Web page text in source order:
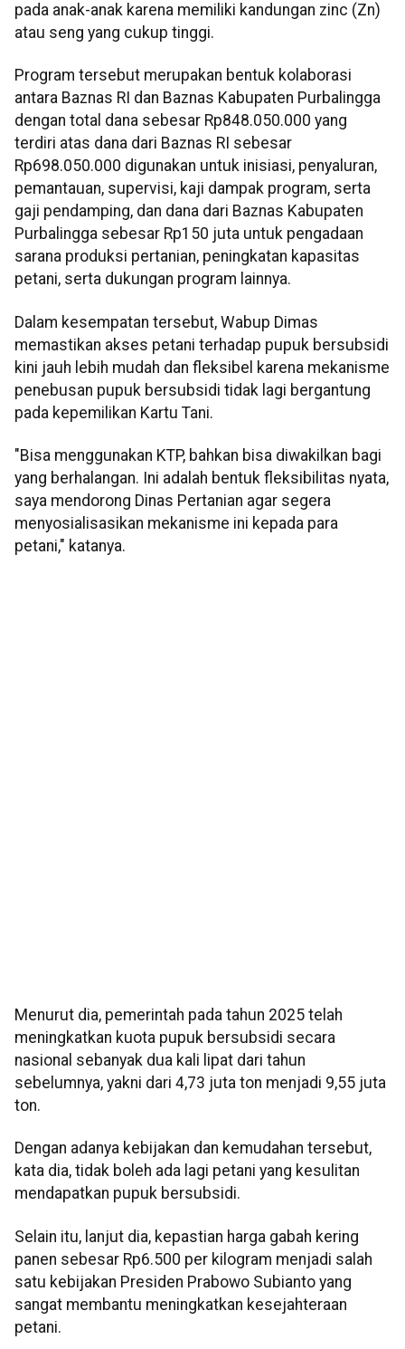
pada anak-anak karena memiliki kandungan zinc (Zn)
atau seng yang cukup tinggi.
Program tersebut merupakan bentuk kolaborasi
antara Baznas RI dan Baznas Kabupaten Purbalingga
dengan total dana sebesar Rp848.050.000 yang
terdiri atas dana dari Baznas RI sebesar
Rp698.050.000 digunakan untuk inisiasi, penyaluran,
pemantauan, supervisi, kaji dampak program, serta
gaji pendamping, dan dana dari Baznas Kabupaten
Purbalingga sebesar Rp150 juta untuk pengadaan
sarana produksi pertanian, peningkatan kapasitas
petani, serta dukungan program lainnya.
Dalam kesempatan tersebut, Wabup Dimas
memastikan akses petani terhadap pupuk bersubsidi
kini jauh lebih mudah dan fleksibel karena mekanisme
penebusan pupuk bersubsidi tidak lagi bergantung
pada kepemilikan Kartu Tani.
"Bisa menggunakan KTP, bahkan bisa diwakilkan bagi
yang berhalangan. Ini adalah bentuk fleksibilitas nyata,
saya mendorong Dinas Pertanian agar segera
menyosialisasikan mekanisme ini kepada para
petani," katanya.
Menurut dia, pemerintah pada tahun 2025 telah
meningkatkan kuota pupuk bersubsidi secara
nasional sebanyak dua kali lipat dari tahun
sebelumnya, yakni dari 4,73 juta ton menjadi 9,55 juta
ton.
Dengan adanya kebijakan dan kemudahan tersebut,
kata dia, tidak boleh ada lagi petani yang kesulitan
mendapatkan pupuk bersubsidi.
Selain itu, lanjut dia, kepastian harga gabah kering
panen sebesar Rp6.500 per kilogram menjadi salah
satu kebijakan Presiden Prabowo Subianto yang
sangat membantu meningkatkan kesejahteraan
petani.